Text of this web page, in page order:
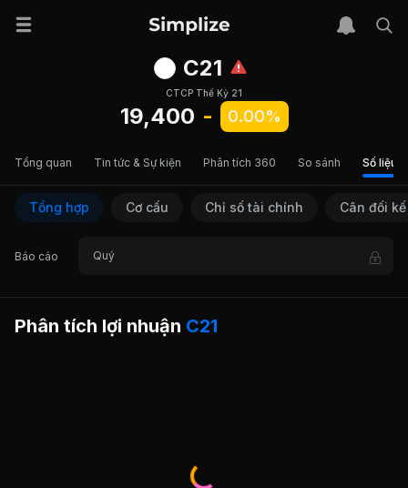
C21
CTCP Thế Kỷ 21
19,400 - 0.00%
Tổng quan Tin tức & Sự kiện Phân tích 360 So sánh Số liệu
Tổng hợp Cơ cấu Chỉ số tài chính Cân đối
Báo cáo Quý
Phân tích lợi nhuận C21